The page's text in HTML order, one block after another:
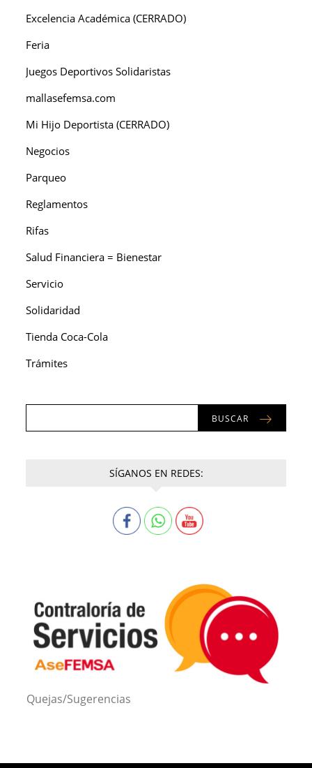
Excelencia Académica (CERRADO)
Feria
Juegos Deportivos Solidaristas
mallasefemsa.com
Mi Hijo Deportista (CERRADO)
Negocios
Parqueo
Reglamentos
Rifas
Salud Financiera = Bienestar
Servicio
Solidaridad
Tienda Coca-Cola
Trámites
BUSCAR
SÍGANOS EN REDES:
Quejas/Sugerencias